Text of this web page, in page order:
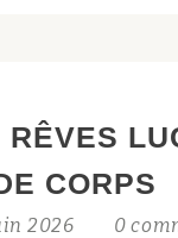
CORPS
2026 0